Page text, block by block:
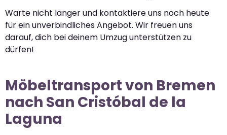
Warte nicht länger und kontaktiere uns noch heute
für ein unverbindliches Angebot. Wir freuen uns
darauf, dich bei deinem Umzug unterstützen zu
dürfen!
Möbeltransport von Bremen
nach San Cristóbal de la
Laguna